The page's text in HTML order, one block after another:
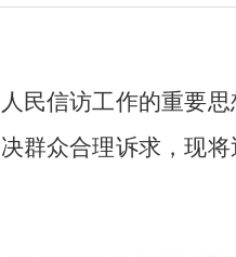
民信访工作的重要思
群众合理诉求 ，现